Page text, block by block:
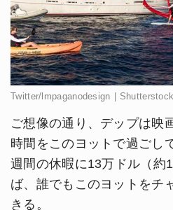
Twitter/lmpaganodesign |
ご想像の通り、デップは映
時間をこのヨットで過ごし
週間の休暇に13万ドル（約
ば、誰でもこのヨットをチ
きる。